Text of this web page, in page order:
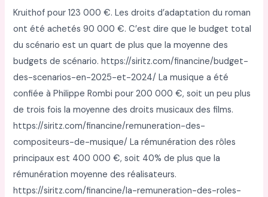
Kruithof pour 123 000 €. Les droits d’adaptation du roman
ont été achetés 90 000 €. C’est dire que le budget total
du scénario est un quart de plus que la moyenne des
budgets de scénario. https://siritz.com/financine/budget-
des-scenarios-en-2025-et-2024/ La musique a été
confiée à Philippe Rombi pour 200 000 €, soit un peu plus
de trois fois la moyenne des droits musicaux des films.
https://siritz.com/financine/remuneration-des-
compositeurs-de-musique/ La rémunération des rôles
principaux est 400 000 €, soit 40% de plus que la
rémunération moyenne des réalisateurs.
https://siritz.com/financine/la-remuneration-des-roles-